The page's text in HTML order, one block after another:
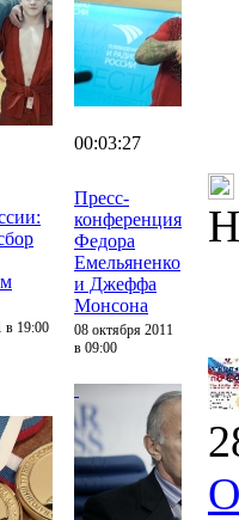
в 19:00
00:03:27
Пресс-
конференция
Федора
Емельяненко
и Джеффа
Монсона
08 октября 2011
в 09:00